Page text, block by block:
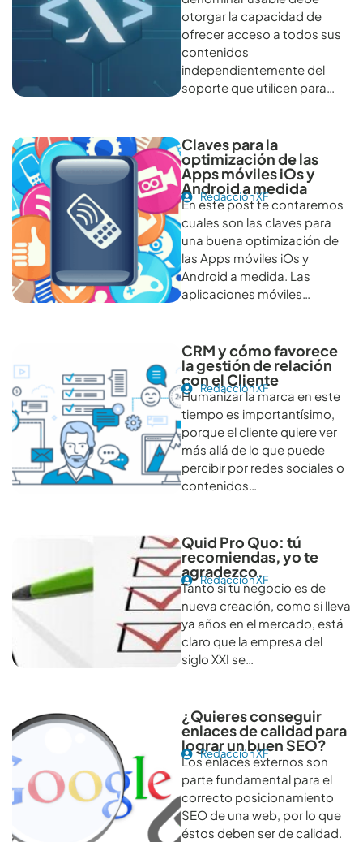
otorgar la capacidad de
ofrecer acceso a todos sus
contenidos
independientemente del
soporte que utilicen para…
Claves para la
optimización de las
Apps móviles iOs y
Android a medida
Redacción XF
En este post te contaremos
cuales son las claves para
una buena optimización de
las Apps móviles iOs y
Android a medida. Las
aplicaciones móviles…
CRM y cómo favorece
la gestión de relación
con el Cliente
Redacción XF
Humanizar la marca en este
tiempo es importantísimo,
porque el cliente quiere ver
más allá de lo que puede
percibir por redes sociales o
contenidos…
Quid Pro Quo: tú
recomiendas, yo te
agradezco.
Redacción XF
Tanto si tu negocio es de
nueva creación, como si lleva
ya años en el mercado, está
claro que la empresa del
siglo XXI se…
¿Quieres conseguir
enlaces de calidad para
lograr un buen SEO?
Redacción XF
Los enlaces externos son
parte fundamental para el
correcto posicionamiento
SEO de una web, por lo que
éstos deben ser de calidad.